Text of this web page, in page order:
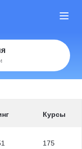
Курсы
175